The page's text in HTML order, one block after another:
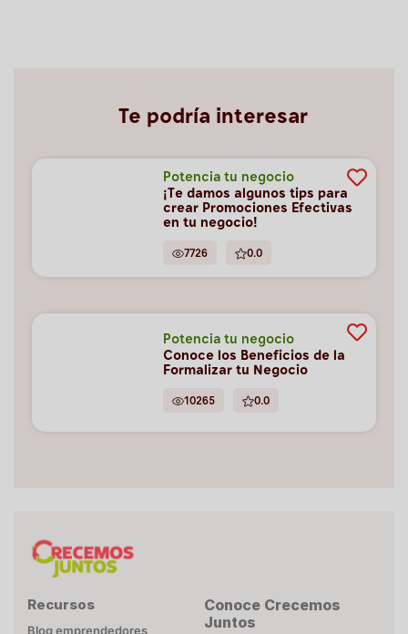
Te podría interesar
Potencia tu negocio
¡Te damos algunos tips para
crear Promociones Efectivas
en tu negocio!
7726 0.0
Potencia tu negocio
Conoce los Beneficios de la
Formalizar tu Negocio
10265 0.0
Recursos
Blog emprendedores
Conoce Crecemos
Juntos